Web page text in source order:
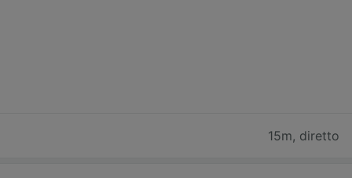
15m, diretto